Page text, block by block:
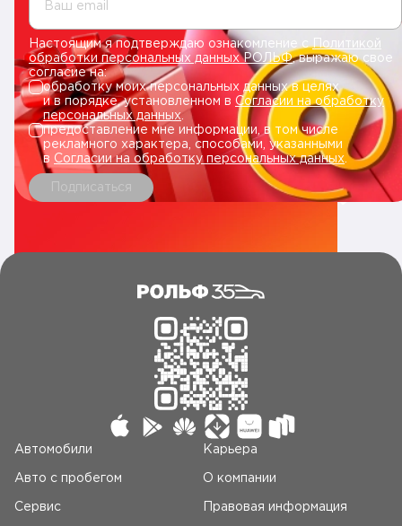
Ваш email
Настоящим я подтверждаю ознакомление сПолитикой
обработки персональных данных РОЛЬФ, выражаю свое
согласие на:
обработку моих персональных данных в целях
и в порядке, установленном в Согласии на обработку
персональных данных.
предоставление мне информации, в том числе
рекламного характера, способами, указанными
в Согласии на обработку персональных данных
Подписаться
Автомобили
Авто c пробегом
Сервис
Карьера
О компании
Правовая информация